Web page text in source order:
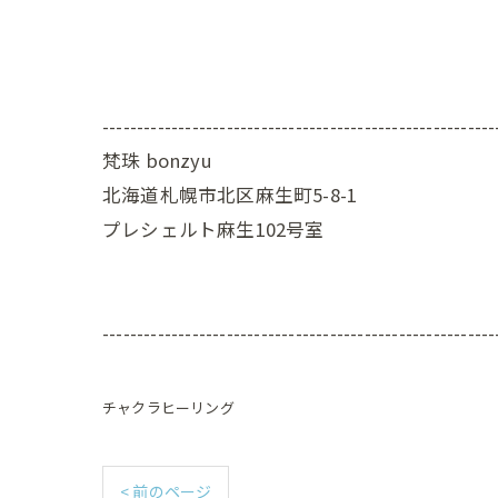
梵珠 bonzyu
北海道札幌市北区麻生町5-8-1
プレシェルト麻生102号室
チャクラヒーリング
< 前のページ